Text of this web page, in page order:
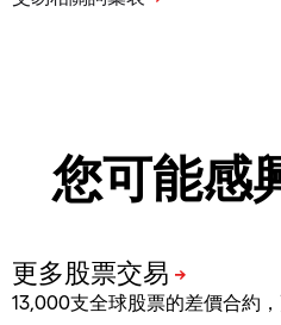
您可能感
13,000支全球股票的差價合約